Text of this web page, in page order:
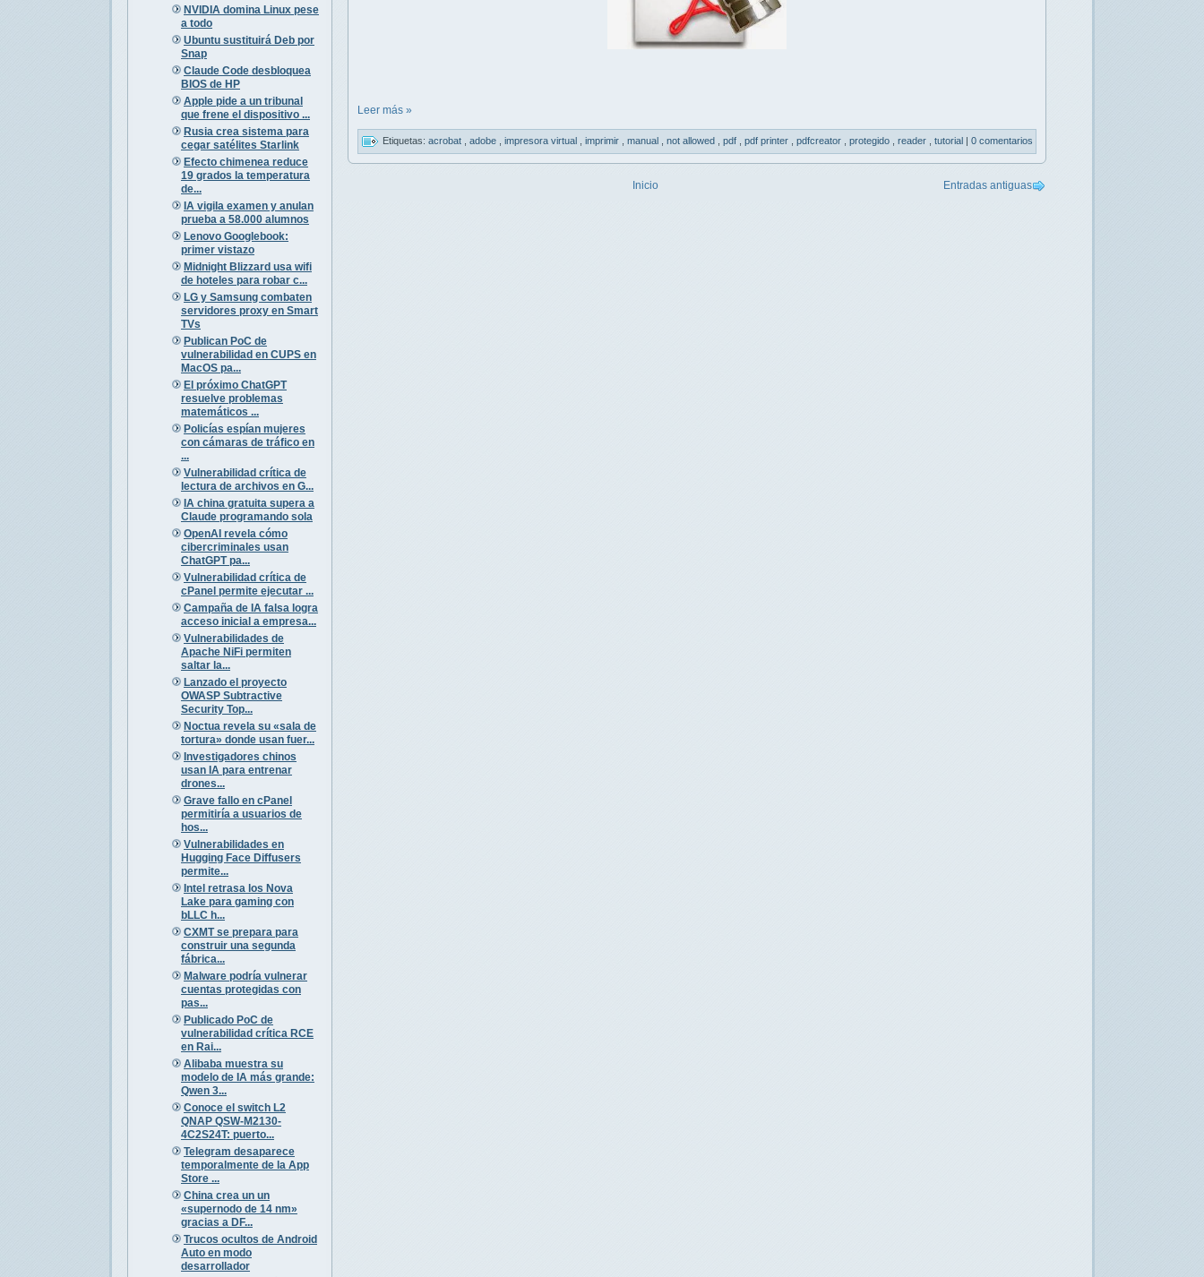
NVIDIA domina Linux pese
a todo
Ubuntu sustituirá Deb por
Snap
Claude Code desbloquea
BIOS de HP
Apple pide a un tribunal
que frene el dispositivo ...
Rusia crea sistema para
cegar satélites Starlink
Efecto chimenea reduce
19 grados la temperatura
de...
IA vigila examen y anulan
prueba a 58.000 alumnos
Lenovo Googlebook:
primer vistazo
Midnight Blizzard usa wifi
de hoteles para robar c...
LG y Samsung combaten
servidores proxy en Smart
TVs
Publican PoC de
vulnerabilidad en CUPS en
MacOS pa...
El próximo ChatGPT
resuelve problemas
matemáticos ...
Policías espían mujeres
con cámaras de tráfico en
...
Vulnerabilidad crítica de
lectura de archivos en G...
IA china gratuita supera a
Claude programando sola
OpenAI revela cómo
cibercriminales usan
ChatGPT pa...
Vulnerabilidad crítica de
cPanel permite ejecutar ...
Campaña de IA falsa logra
acceso inicial a empresa...
Vulnerabilidades de
Apache NiFi permiten
saltar la...
Lanzado el proyecto
OWASP Subtractive
Security Top...
Noctua revela su «sala de
tortura» donde usan fuer...
Investigadores chinos
usan IA para entrenar
drones...
Grave fallo en cPanel
permitiría a usuarios de
hos...
Vulnerabilidades en
Hugging Face Diffusers
permite...
Intel retrasa los Nova
Lake para gaming con
bLLC h...
CXMT se prepara para
construir una segunda
fábrica...
Malware podría vulnerar
cuentas protegidas con
pas...
Publicado PoC de
vulnerabilidad crítica RCE
en Rai...
Alibaba muestra su
modelo de IA más grande:
Qwen 3...
Conoce el switch L2
QNAP QSW-M2130-
4C2S24T: puerto...
Telegram desaparece
temporalmente de la App
Store ...
China crea un un
«supernodo de 14 nm»
gracias a DF...
Trucos ocultos de Android
Auto en modo
desarrollador
Leer más »
Etiquetas: acrobat adobe impresora virtual imprimir manual not allowed pdf pdf printer pdfcreator protegido reader tutorial | 0 comentarios
Entradas antiguas
Inicio